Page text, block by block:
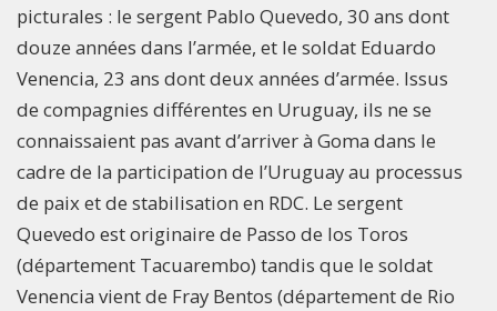
picturales : le sergent Pablo Quevedo, 30 ans dont
douze années dans l’armée, et le soldat Eduardo
Venencia, 23 ans dont deux années d’armée. Issus
de compagnies différentes en Uruguay, ils ne se
connaissaient pas avant d’arriver à Goma dans le
cadre de la participation de l’Uruguay au processus
de paix et de stabilisation en RDC. Le sergent
Quevedo est originaire de Passo de los Toros
(département Tacuarembo) tandis que le soldat
Venencia vient de Fray Bentos (département de Rio